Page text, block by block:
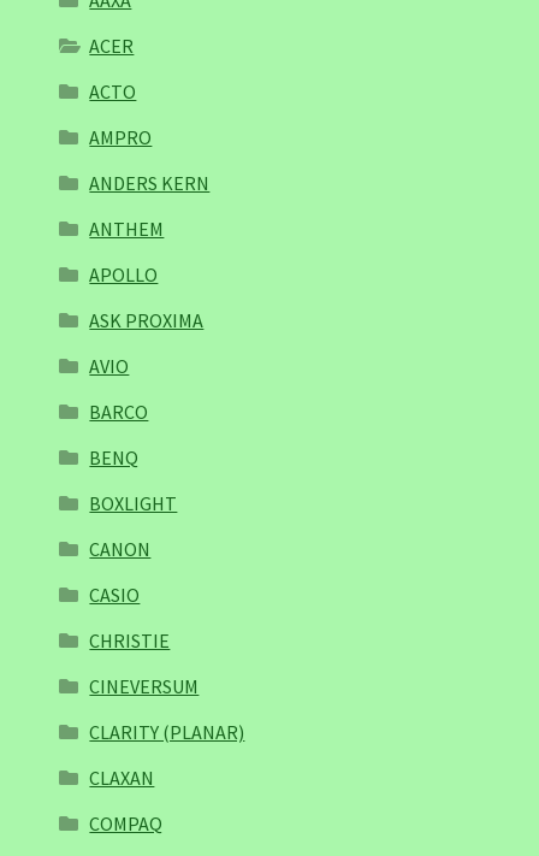
ACER
ACTO
AMPRO
ANDERS KERN
ANTHEM
APOLLO
ASK PROXIMA
AVIO
BARCO
BENQ
BOXLIGHT
CANON
CASIO
CHRISTIE
CINEVERSUM
CLARITY (PLANAR)
CLAXAN
COMPAQ